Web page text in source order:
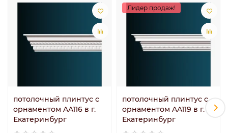
потолочный плинтус с
орнаментом AA116 в г.
Екатеринбург
Лидер продаж!
потолочный плинтус с
орнаментом AA119 в г.
Екатеринбург